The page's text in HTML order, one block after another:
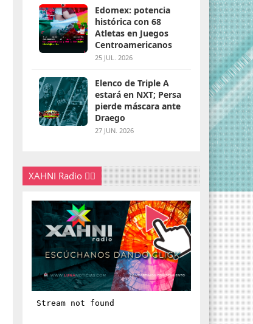
Edomex: potencia
histórica con 68
Atletas en Juegos
Centroamericanos
25 JUL. 2026
Elenco de Triple A
estará en NXT; Persa
pierde máscara ante
Draego
27 JUN. 2026
XAHNI Radio 👇🏽